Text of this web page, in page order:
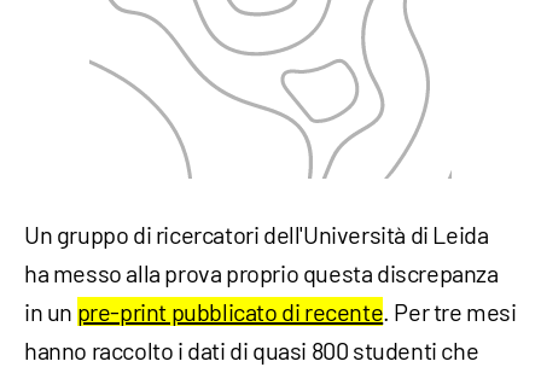
Un gruppo di ricercatori dell'Università di Leida
ha messo alla prova proprio questa discrepanza
in un pre-print pubblicato di recente. Per tre mesi
hanno raccolto i dati di quasi 800 studenti che